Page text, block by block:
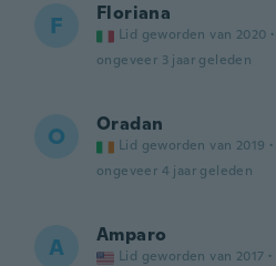
F Floriana
Lid geworden van 2020 ·
ongeveer 3 jaar geleden
O Oradan
Lid geworden van 2019 ·
ongeveer 4 jaar geleden
A Amparo
Lid geworden van 2017 ·